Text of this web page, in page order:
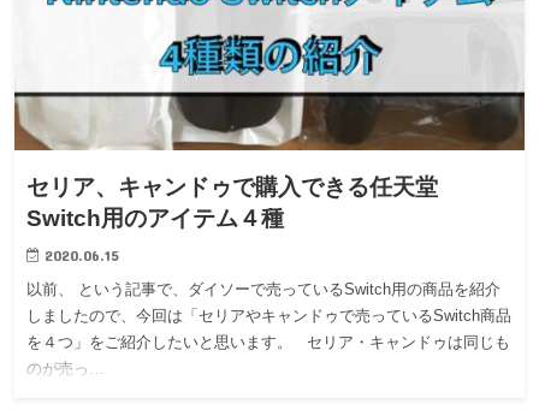
セリア、キャンドゥで購入できる任天堂
Switch用のアイテム４種
2020.06.15
以前、 という記事で、ダイソーで売っているSwitch用の商品を紹介
しましたので、今回は「セリアやキャンドゥで売っているSwitch商品
を４つ」をご紹介したいと思います。 セリア・キャンドゥは同じも
のが売っ…